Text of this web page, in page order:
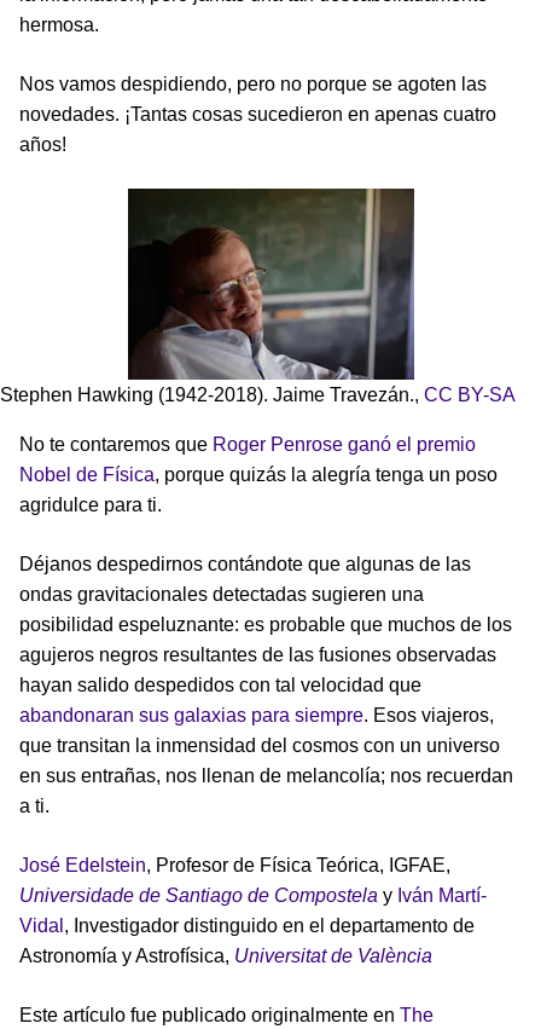
hermosa.
Nos vamos despidiendo, pero no porque se agoten las
novedades. ¡Tantas cosas sucedieron en apenas cuatro
años!
Stephen Hawking (1942-2018). Jaime Travezán., CC BY-SA
No te contaremos que Roger Penrose ganó el premio
Nobel de Física, porque quizás la alegría tenga un poso
agridulce para ti.
Déjanos despedirnos contándote que algunas de las
ondas gravitacionales detectadas sugieren una
posibilidad espeluznante: es probable que muchos de los
agujeros negros resultantes de las fusiones observadas
hayan salido despedidos con tal velocidad que
abandonaran sus galaxias para siempre. Esos viajeros,
que transitan la inmensidad del cosmos con un universo
en sus entrañas, nos llenan de melancolía; nos recuerdan
a ti.
José Edelstein, Profesor de Física Teórica, IGFAE,
Universidade de Santiago de Compostela y Iván Martí-
Vidal , Investigador distinguido en el departamento de
Astronomía y Astrofísica, Universitat de València
Este artículo fue publicado originalmente en The